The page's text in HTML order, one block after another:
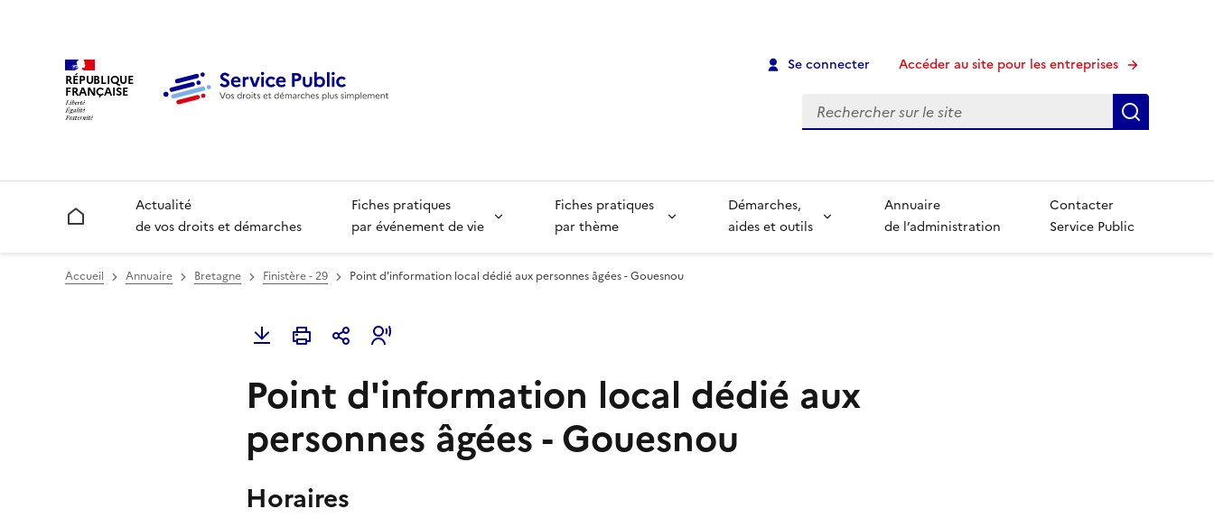
RÉPUBLIQUE
FRANÇAISE
Se connecter Accéder au site pour les entreprises
Recherche
Accueil
Actualité
de vos droits et démarches
Fiches pratiques
par événement de vie
Fiches pratiques
par thème
Démarches,
aides et outils
Annuaire
de l’administration
Contacter
Service Public
Accueil Annuaire Bretagne Finistère - 29 Point d'information local dédié aux personnes âgées - Gouesnou
Point d'information local dédié aux
personnes âgées - Gouesnou
Horaires